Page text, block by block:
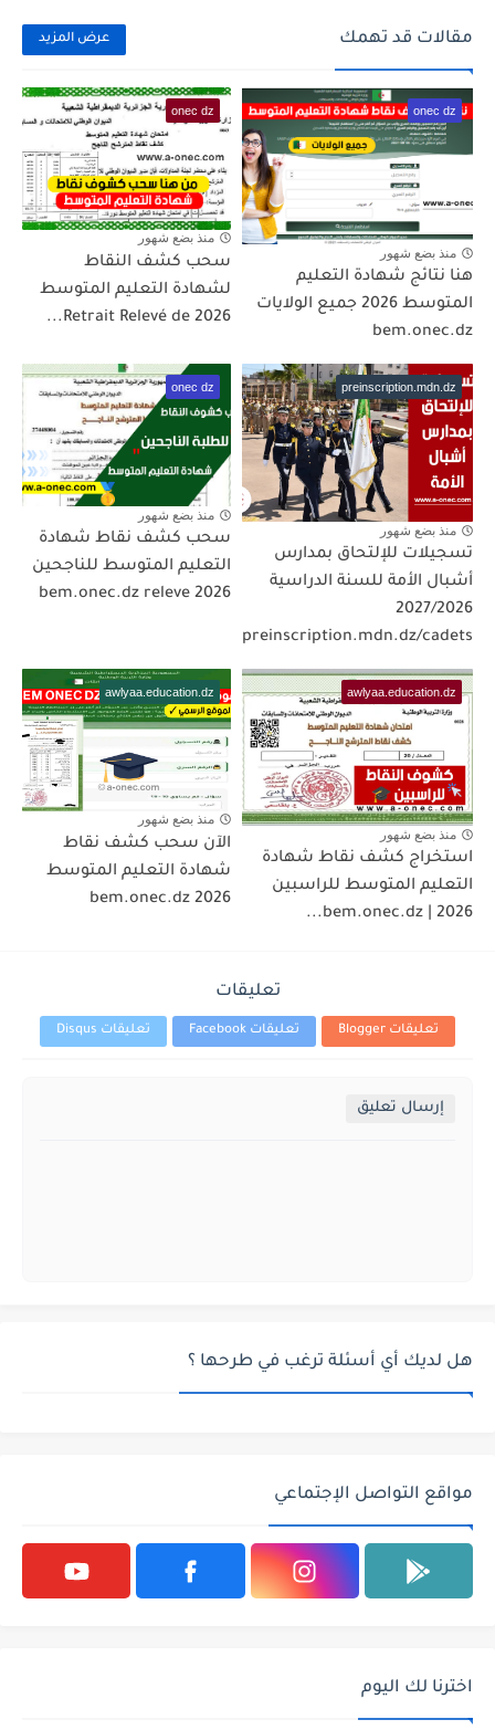
مقالات قد تهمك عرض المزيد
onec dz
منذ بضع شهور
هنا نتائج شهادة التعليم
المتوسط 2026 جميع الولايات
bem.onec.dz
onec dz
منذ بضع شهور
سحب كشف النقاط
لشهادة التعليم المتوسط
2026 Retrait Relevé de...
preinscription.mdn.dz
منذ بضع شهور
تسجيلات للإلتحاق بمدارس
أشبال الأمة للسنة الدراسية
2027/2026
preinscription.mdn.dz/cadets
onec dz
منذ بضع شهور
سحب كشف نقاط شهادة
التعليم المتوسط للناجحين
2026 bem.onec.dz releve
awlyaa.education.dz
منذ بضع شهور
استخراج كشف نقاط شهادة
التعليم المتوسط للراسبين
2026 | bem.onec.dz...
awlyaa.education.dz
منذ بضع شهور
الآن سحب كشف نقاط
شهادة التعليم المتوسط
2026 bem.onec.dz
تعليقات
تعليقات Blogger تعليقات Facebook تعليقات Disqus
إرسال تعليق
هل لديك أي أسئلة ترغب في طرحها ؟
مواقع التواصل الإجتماعي
اخترنا لك اليوم